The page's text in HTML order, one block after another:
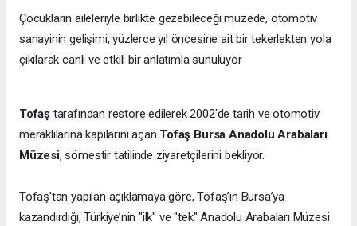
Çocukların aileleriyle birlikte gezebileceği müzede, otomotiv
sanayinin gelişimi, yüzlerce yıl öncesine ait bir tekerlekten yola
çıkılarak canlı ve etkili bir anlatımla sunuluyor
Tofaş tarafından restore edilerek 2002'de tarih ve otomotiv
meraklılarına kapılarını açan Tofaş Bursa Anadolu Arabaları
Müzesi, sömestir tatilinde ziyaretçilerini bekliyor.
Tofaş'tan yapılan açıklamaya göre, Tofaş’ın Bursa’ya
kazandırdığı, Türkiye’nin "ilk" ve "tek" Anadolu Arabaları Müzesi